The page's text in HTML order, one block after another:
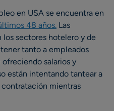
en USA se encuentra en
48 años. Las
sectores hotelero y de
tanto a empleados
salarios y
están intentando tantear a
mientras